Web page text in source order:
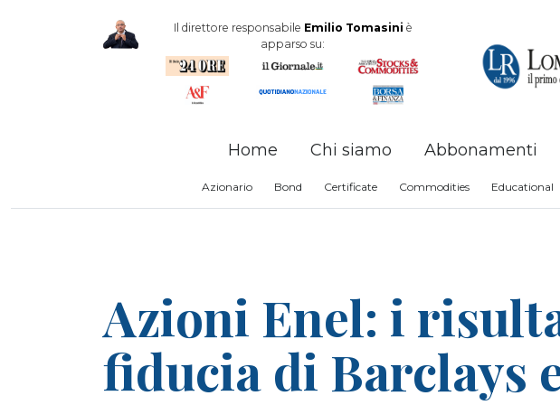
Il direttore responsabile Emilio Tomasini è
apparso su:
Home Chi siamo Abbonamenti
Azionario Bond Certificate Commodities Educational
Azioni Enel: i
fiducia di Barclays